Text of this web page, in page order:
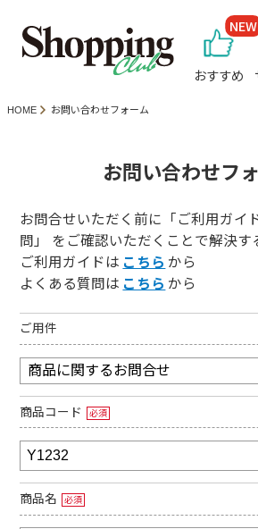
おすすめ
NEW
HOME お問い合わせフォーム
お問い合わせフ
お問合せいただく前に「ご利用ガイ
問」 をご確認いただくことで解決す
ご利用ガイドは こちら から
よくある質問は こちら から
ご用件
商品コード 必須
商品名 必須